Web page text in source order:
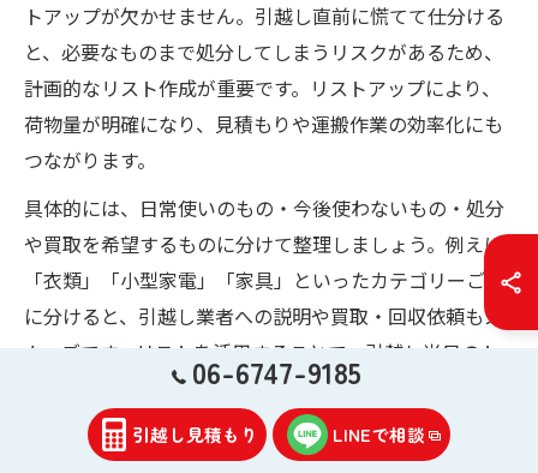
トアップが欠かせません。引越し直前に慌てて仕分ける
と、必要なものまで処分してしまうリスクがあるため、
計画的なリスト作成が重要です。リストアップにより、
荷物量が明確になり、見積もりや運搬作業の効率化にも
つながります。
具体的には、日常使いのもの・今後使わないもの・処分
や買取を希望するものに分けて整理しましょう。例えば
「衣類」「小型家電」「家具」といったカテゴリーごと
に分けると、引越し業者への説明や買取・回収依頼もス
ムーズです。リストを活用することで、引越し当日のト
ラブルや追加費用の発生を防げるため、単身引越しの準
備段階からしっかり取り組むことをおすすめします。
06-6747-9185
引越し見積もり LINEで相談